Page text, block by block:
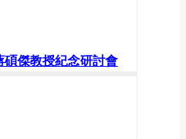
碩傑教授紀念研討會